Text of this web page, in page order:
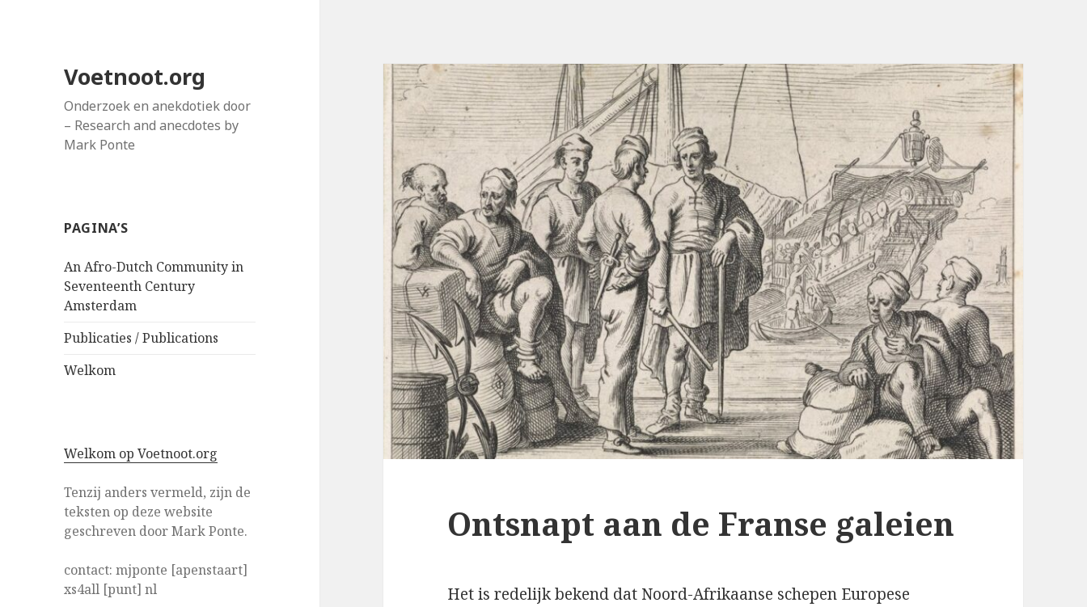
Voetnoot.org
Onderzoek en anekdotiek door
– Research and anecdotes by
Mark Ponte
PAGINA’S
An Afro-Dutch Community in
Seventeenth Century
Amsterdam
Publicaties / Publications
Welkom
Welkom op Voetnoot.org
Tenzij anders vermeld, zijn de
teksten op deze website
geschreven door Mark Ponte.
contact: mjponte [apenstaart]
xs4all [punt] nl
Ontsnapt aan de Franse galeien
Het is redelijk bekend dat Noord-Afrikaanse schepen Europese